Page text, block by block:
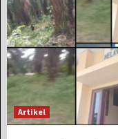
Artikel